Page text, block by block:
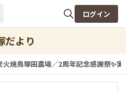
検索
ログイン
だより
火焼鳥塚田農場／2周年記念感謝祭✨実